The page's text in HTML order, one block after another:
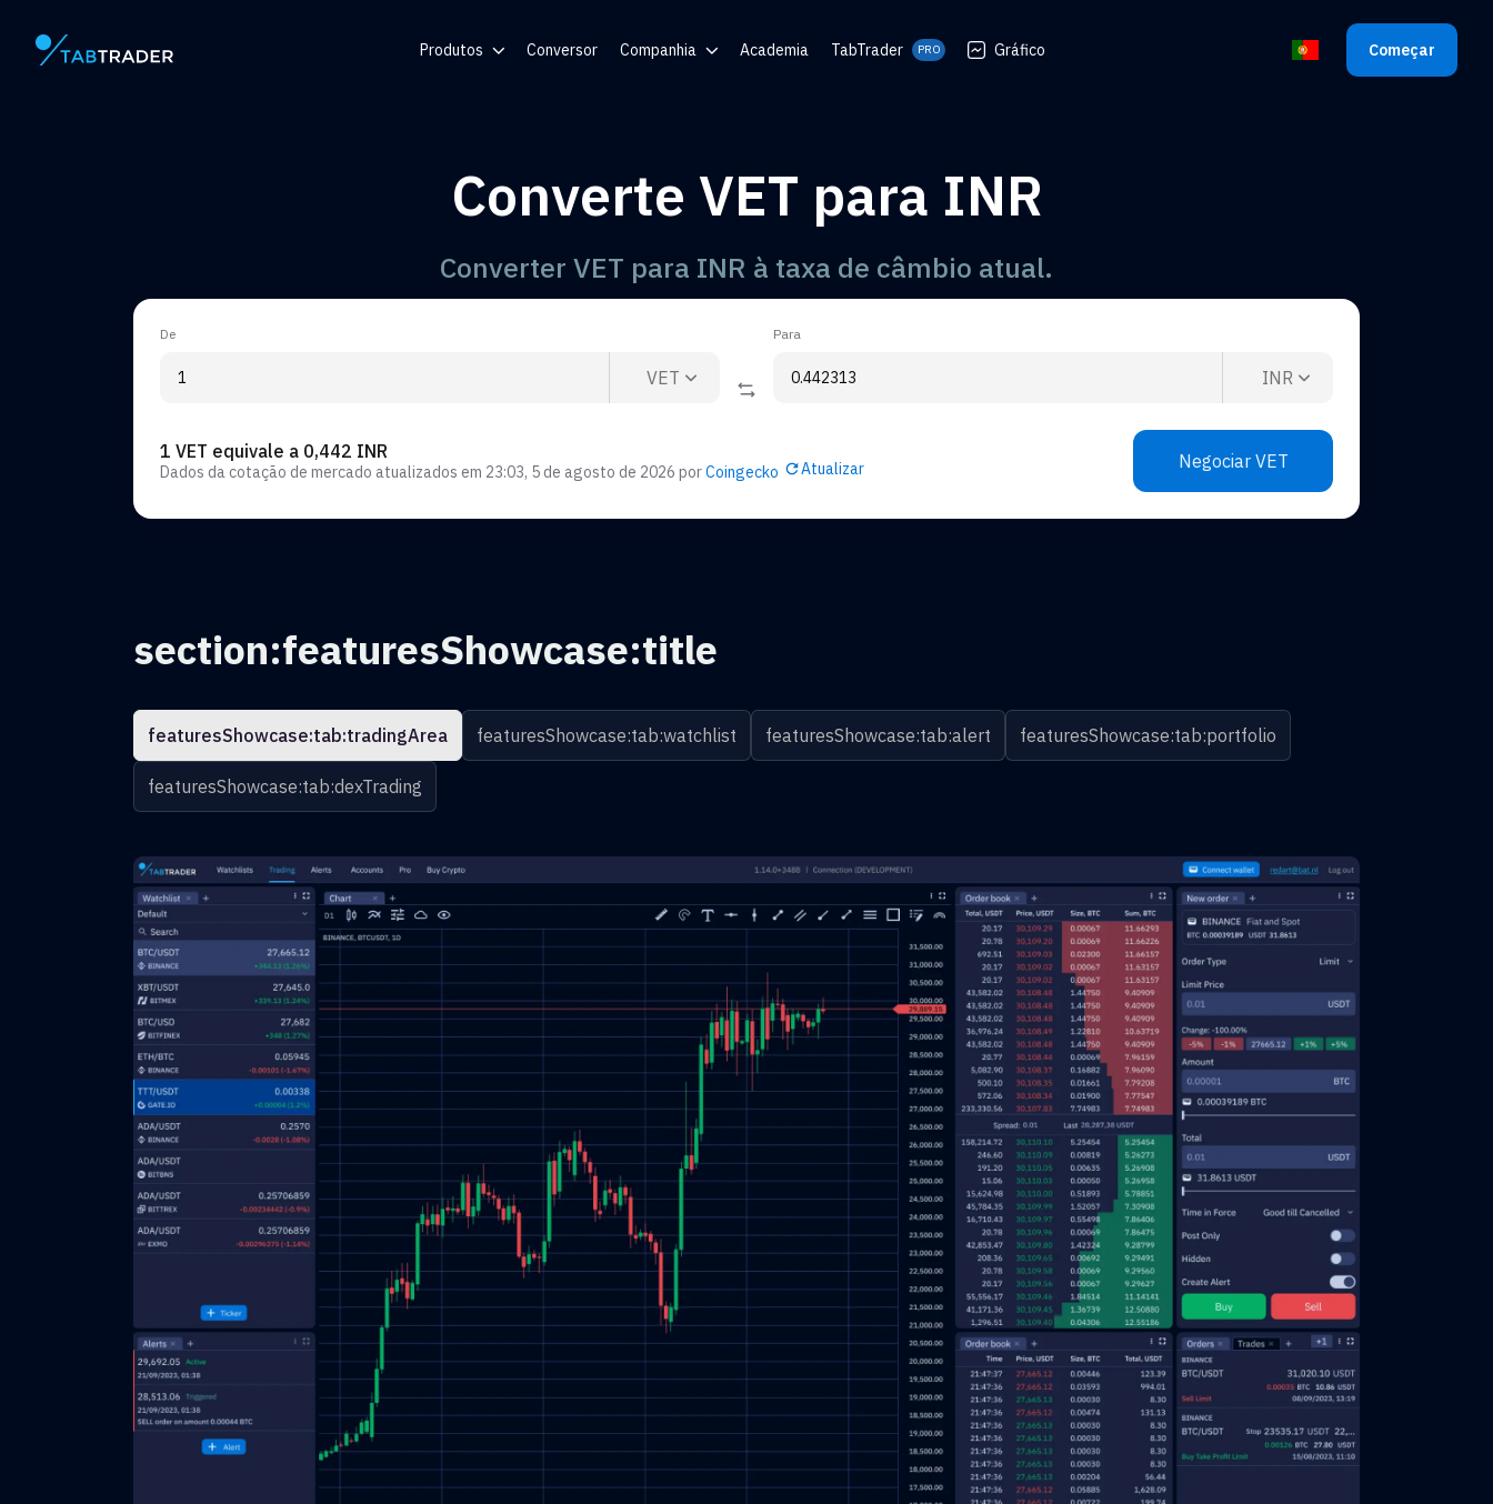
Página principal Produtos
Gerador QR
Conversor Companhia Academia TabTrader PRO Gráfico Selecione o idioma
Começar
Converte VET para INR
Converter VET para INR à taxa de câmbio atual.
De
VET
Para
INR
1 VET equivale a 0,442 INR
Dados da cotação de mercado atualizados em 23:03, 5 de agosto de 2026 porCoingecko Atualizar Negociar VET
section:featuresShowcase:title
featuresShowcase:tab:tradingArea featuresShowcase:tab:watchlist featuresShowcase:tab:alert featuresShowcase:tab:portfolio
featuresShowcase:tab:dexTrading